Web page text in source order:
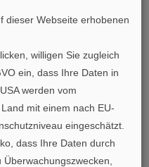
-
dieser Webseite erhobenen
willigen Sie zugleich
ein, dass Ihre Daten in
werden vom
mit einem nach EU-
eingeschätzt.
dass Ihre Daten durch